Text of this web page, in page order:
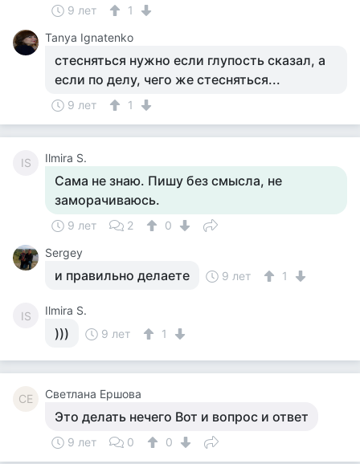
9 лет
1
Tanya Ignatenko
стесняться нужно если глупость сказал, а
если по делу, чего же стесняться...
9 лет 1
IS Ilmira S.
Сама не знаю. Пишу без смысла, не
заморачиваюсь.
9 лет 2
0
Sergey
и правильно делаете 9 лет 1
IS Ilmira S.
))) 9 лет 1
СЕ Светлана Ершова
Это делать нечего Вот и вопрос и ответ
9 лет 0 0